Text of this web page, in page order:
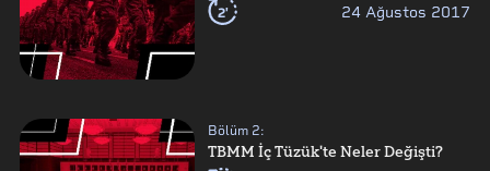
2' 24 Ağustos 2017
Bölüm 2:
TBMM İç Tüzük'te Neler Değişti?